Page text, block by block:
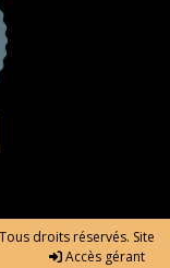
droits réservés. Site
Accès gérant